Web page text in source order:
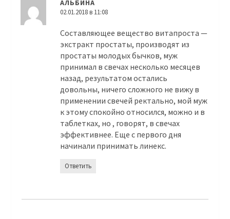
АЛЬБИНА
02.01.2018 в 11:08
Составляющее вещество витапроста —
экстракт простаты, производят из
простаты молодых бычков, муж
принимал в свечах несколько месяцев
назад, результатом остались
довольны, ничего сложного не вижу в
применении свечей ректально, мой муж
к этому спокойно относился, можно и в
таблетках, но , говорят, в свечах
эффективнее. Еще с первого дня
начинали принимать линекс.
Ответить